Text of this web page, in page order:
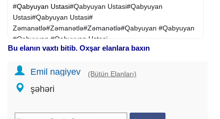
#Qabyuyan Ustasi#Qabyuyan Ustasi#Qabyuyan
Ustasi#Qabyuyan Ustasi#
Zəmanətlə#Zəmanətlə#Zəmanətlə#Qabyuyan #Qabyuyan
#Qabyuyan #Qabyuyan Ustasi
#Qabyuyan Ustasi#Qabyuyan Ustasi#Qabyuyan
Zəmanətlə#Zəmanətlə#Zəmanətlə#Qabyuyan #Qabyuyan
#Qabyuyan #Qabyuyan Ustasi
#Qabyuyan Ustasi#Qabyuyan Ustasi#Qabyuyan
Zəmanətlə#Zəmanətlə#Zəmanətlə#Qabyuyan #Qabyuyan
Bu elanın vaxtı bitib. Oxşar elanlara baxın
Emil nagiyev (Bütün Elanları)
şəhəri